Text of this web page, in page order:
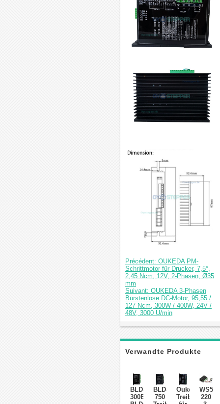
Précédent: OUKEDA PM-
Schrittmotor für Drucker, 7,5°,
2,45 Ncm, 12V, 2-Phasen, Ø35
mm
Suivant: OUKEDA 3-Phasen
Bürstenlose DC-Motor, 95,55 /
127 Ncm, 300W / 400W, 24V /
48V, 3000 U/min
Verwandte Produkte
BLD-
300B
BLD-
750
Oukeda
Treiber
WS55-
220